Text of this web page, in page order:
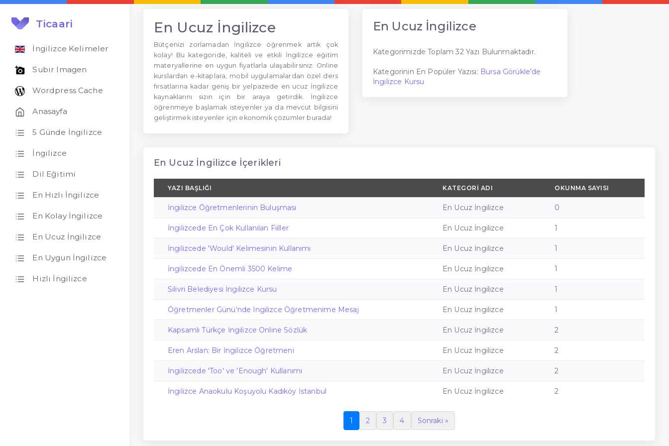
Ticaari
İngilizce Kelimeler
Subir Imagen
Wordpress Cache
Anasayfa
5 Günde İngilizce
İngilizce
Dil Eğitimi
En Hızlı İngilizce
En Kolay İngilizce
En Ucuz İngilizce
En Uygun İngilizce
Hızlı İngilizce
En Ucuz İngilizce
Bütçenizi zorlamadan İngilizce öğrenmek artık çok
kolay! Bu kategoride, kaliteli ve etkili İngilizce eğitim
materyallerine en uygun fiyatlarla ulaşabilirsiniz. Online
kurslardan e-kitaplara, mobil uygulamalardan özel ders
fırsatlarına kadar geniş bir yelpazede en ucuz İngilizce
kaynaklarını sizin için bir araya getirdik. İngilizce
öğrenmeye başlamak isteyenler ya da mevcut bilgisini
geliştirmek isteyenler için ekonomik çözümler burada!
En Ucuz İngilizce
Kategorimizde Toplam 32 Yazı Bulunmaktadır.
Kategorinin En Popüler Yazısı: Bursa Görükle'de
İngilizce Kursu
En Ucuz İngilizce İçerikleri
YAZI BAŞLIĞI KATEGORI ADI OKUNMA SAYISI
İngilizce Öğretmenlerinin Buluşması En Ucuz İngilizce 0
İngilizcede En Çok Kullanılan Fiiller En Ucuz İngilizce 1
İngilizcede 'Would' Kelimesinin Kullanımı En Ucuz İngilizce 1
İngilizcede En Önemli 3500 Kelime En Ucuz İngilizce 1
Silivri Belediyesi İngilizce Kursu En Ucuz İngilizce 1
Öğretmenler Günü'nde İngilizce Öğretmenime Mesaj En Ucuz İngilizce 1
Kapsamlı Türkçe İngilizce Online Sözlük En Ucuz İngilizce 2
Eren Arslan: Bir İngilizce Öğretmeni En Ucuz İngilizce 2
İngilizcede 'Too' ve 'Enough' Kullanımı En Ucuz İngilizce 2
İngilizce Anaokulu Koşuyolu Kadıköy İstanbul En Ucuz İngilizce 2
1 2 3 4 Sonraki »